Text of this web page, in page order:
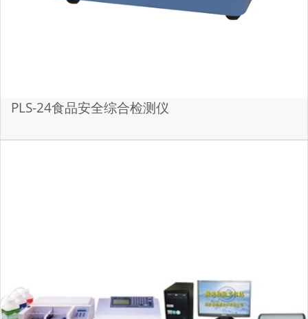
PLS-24食品安全综合检测仪